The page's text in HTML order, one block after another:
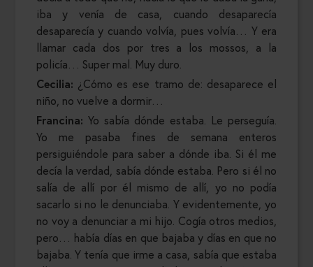
iba y venía de casa, cuando desaparecía
desaparecía y cuando volvía, pues volvía… Y era
llamar cada dos por tres a los mossos, a la
policía… Super mal. Muy duro.
Cecilia: ¿Cómo es ese tramo de: desaparece el
niño, no vuelve a dormir…
Francina: Yo sabía dónde estaba. Le perseguía.
Yo me pasaba fines de semana enteros
persiguiéndole para saber a dónde iba. Si él me
decía la verdad, sabía dónde estaba. Pero si él no
salía de allí por él mismo de allí, yo no podía
sacarlo si no le denunciaba. Y evidentemente, yo
no voy a denunciar a mi hijo. Cogía otros medios,
pero… había días en que bajaba y días en que no
bajaba. Y tenía que irme a casa, sabía que estaba